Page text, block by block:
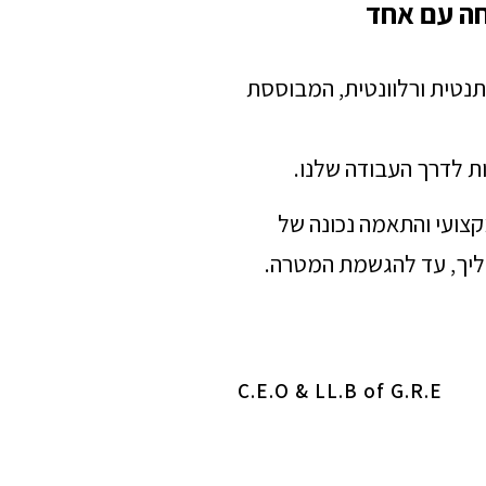
עם אחד
ורלוונטית, המבוססת
לדרך העבודה שלנו.
והתאמה נכונה של
עד להגשמת המטרה.
C.E.O & LL.B of G.R.E